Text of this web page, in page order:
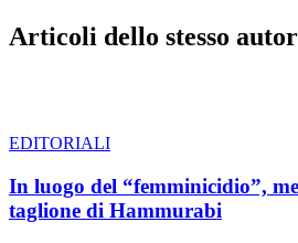
Articoli dello stesso
EDITORIALI
In luogo del “femminicidio”,
taglione di Hammurabi